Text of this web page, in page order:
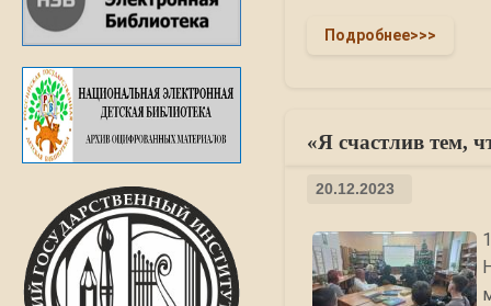
Подробнее>>>
«Я счастлив тем,
20.12.2023